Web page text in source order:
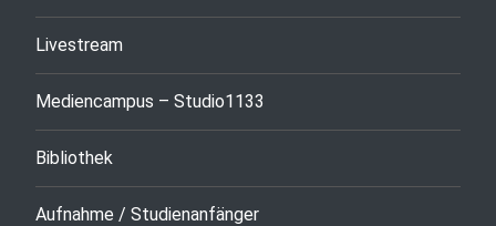
Livestream
Mediencampus – Studio1133
Bibliothek
Aufnahme / Studienanfänger